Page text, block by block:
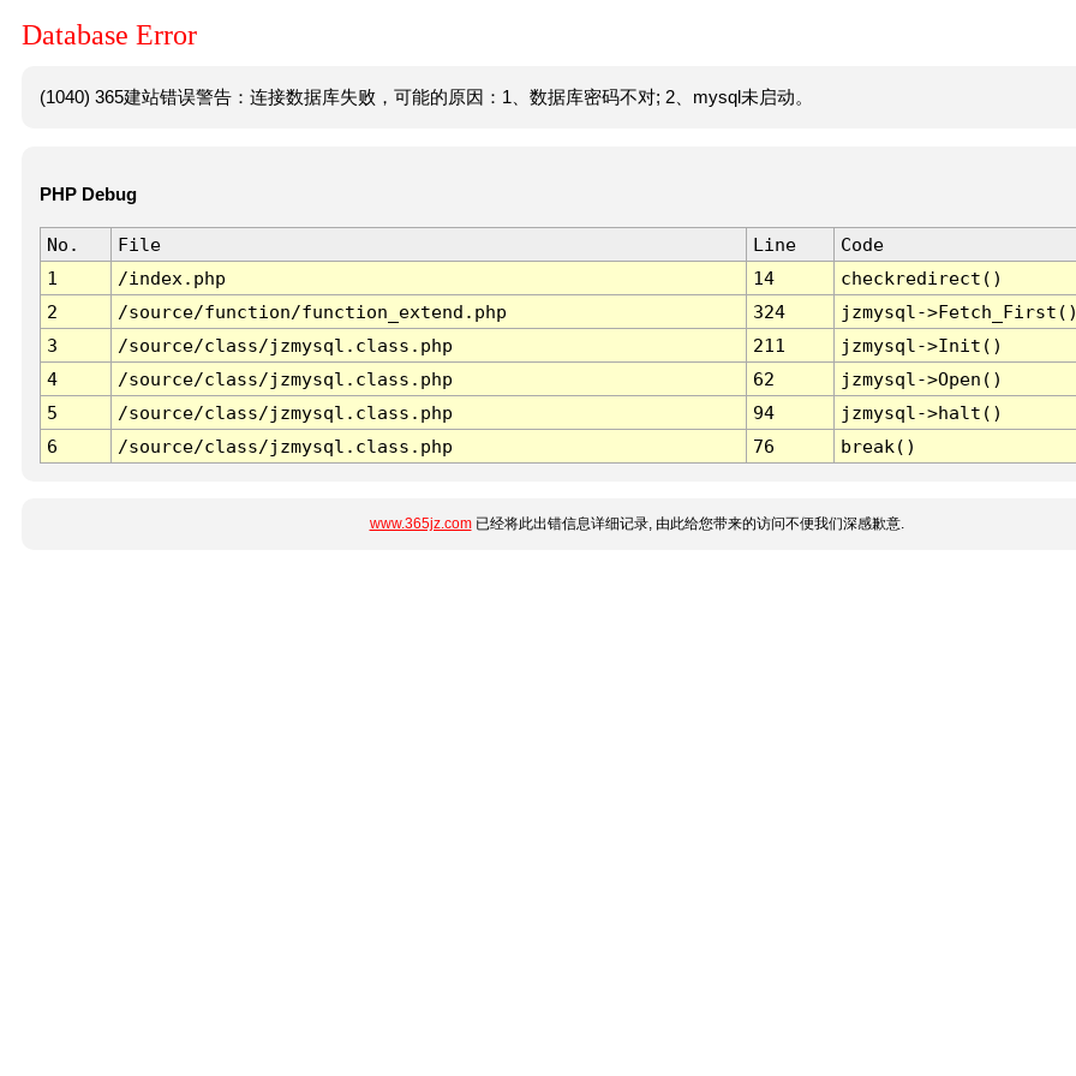
Database Error
(1040) 365建站错误警告：连接数据库失败，可能的原因：1、数据库密码不对; 2、mysql未启动。
PHP Debug
No. File Line
Code
1
/index.php 14
checkredirect()
2
/source/function/function_extend.php 324
jzmysql-
3
/source/class/jzmysql.class.php 211
jzmysql->Init()
4
/source/class/jzmysql.class.php 62
jzmysql->Open()
5
/source/class/jzmysql.class.php 94
jzmysql->halt()
6
/source/class/jzmysql.class.php 76 break()
www.365jz.com已经将此出错信息详细记录, 由此给您带来的访问不便我们深感歉意.